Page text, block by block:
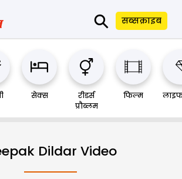
⚲ सब्सक्राइब
सेक्स
रीडर्स
प्रौब्लम
फिल्म
Dildar Video